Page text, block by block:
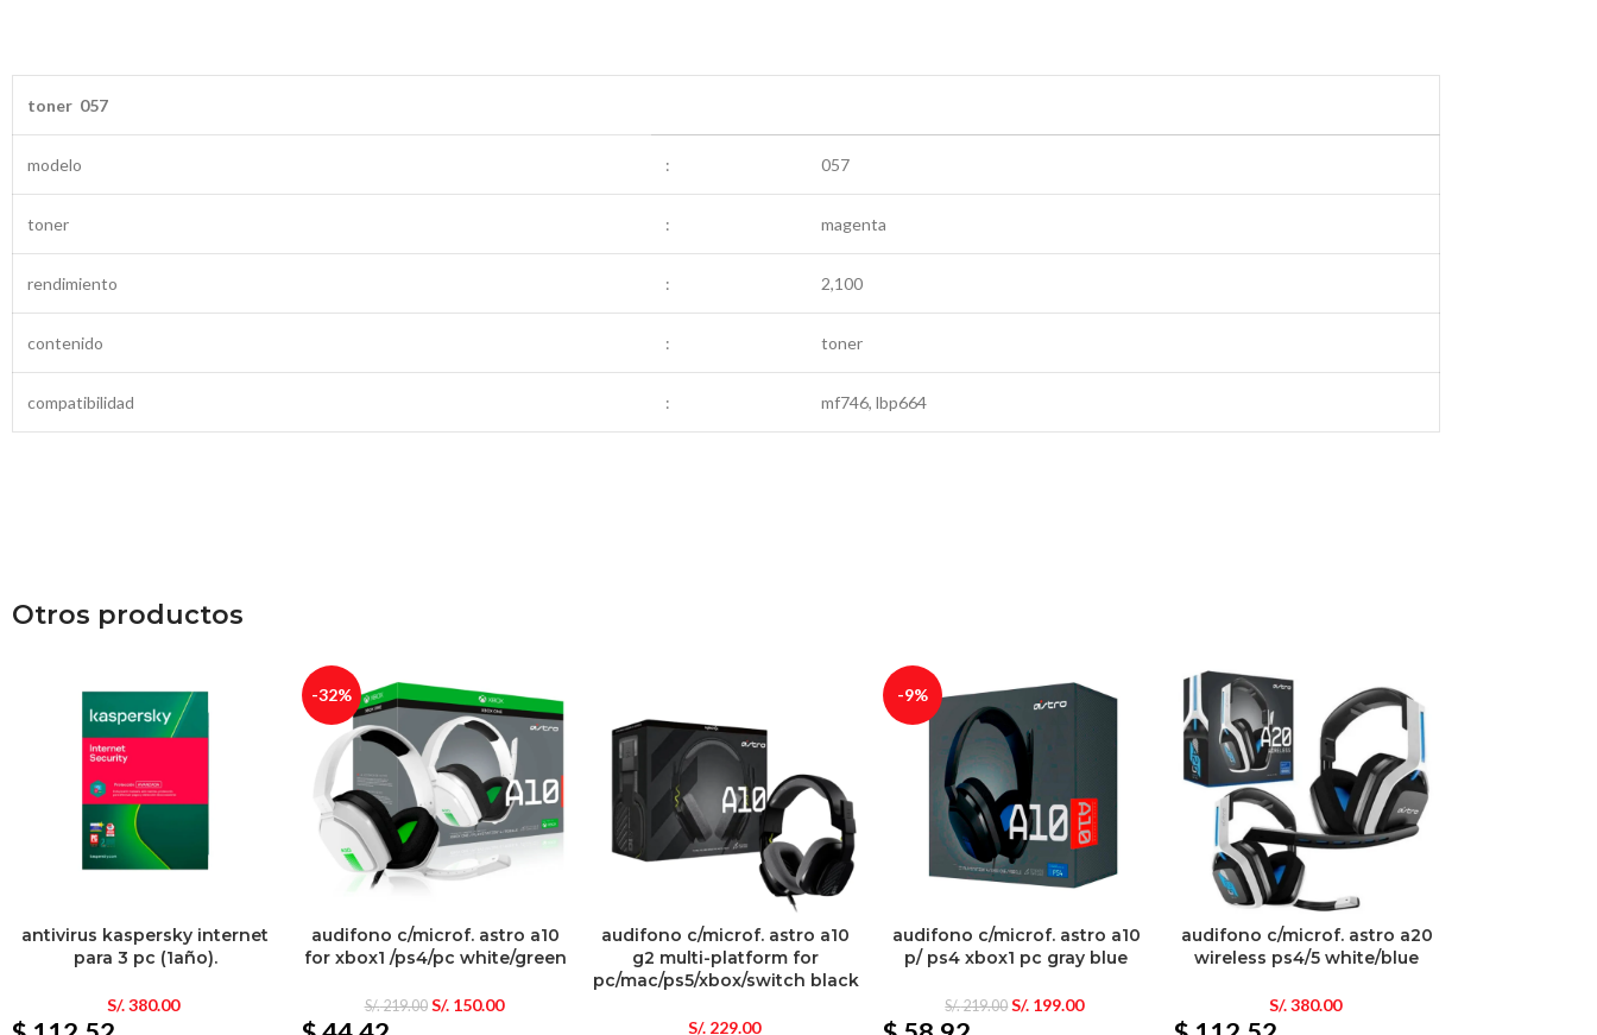
toner 057
modelo : 057
toner : magenta
rendimiento : 2,100
contenido : toner
compatibilidad : mf746, lbp664
Otros productos
antivirus kaspersky internet
para 3 pc (1año).
S/.380.00
-32%
audifono c/microf. astro a10
for xbox1 /ps4/pc white/green
S/.219.00 S/.150.00
audifono c/microf. astro a10
g2 multi-platform for
pc/mac/ps5/xbox/switch black
S/.229.00
-9%
audifono c/microf. astro a10
p/ ps4 xbox1 pc gray blue
S/.219.00 S/. 199.00
audifono c/microf. astro a20
wireless ps4/5 white/blue
S/.380.00